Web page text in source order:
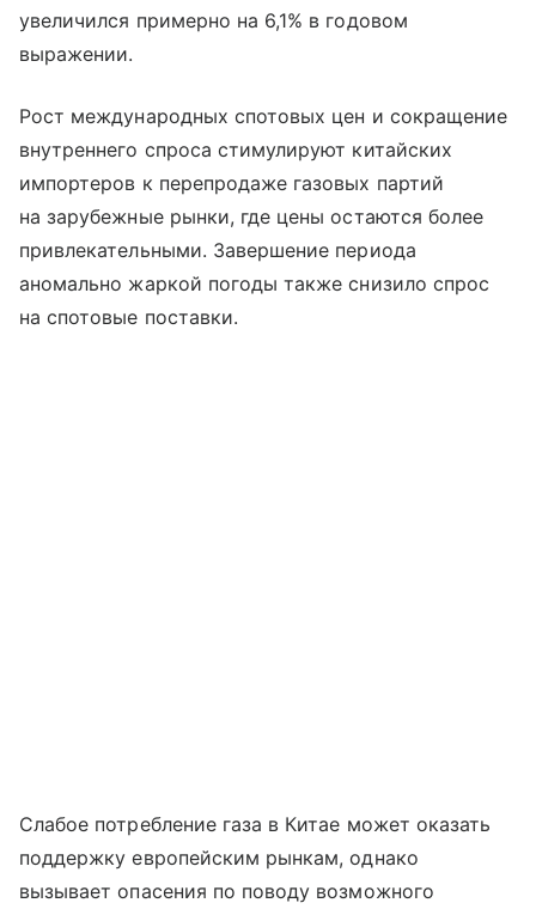
увеличился примерно на 6,1% в годовом
выражении.
Рост международных спотовых цен и сокращение
внутреннего спроса стимулируют китайских
импортеров к перепродаже газовых партий
на зарубежные рынки, где цены остаются более
привлекательными. Завершение периода
аномально жаркой погоды также снизило спрос
на спотовые поставки.
Слабое потребление газа в Китае может оказать
поддержку европейским рынкам, однако
вызывает опасения по поводу возможного